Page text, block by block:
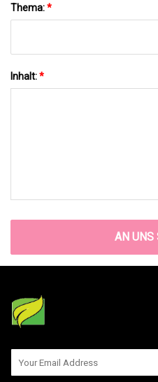
Thema:*
Inhalt:*
AN UNS